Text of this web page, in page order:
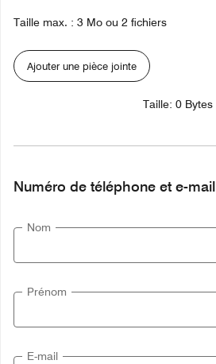
Taille max. : 3 Mo ou 2 fichiers
Ajouter une pièce jointe
Taille: 0 Bytes
Numéro de téléphone et e-mail
Nom
Prénom
E-mail